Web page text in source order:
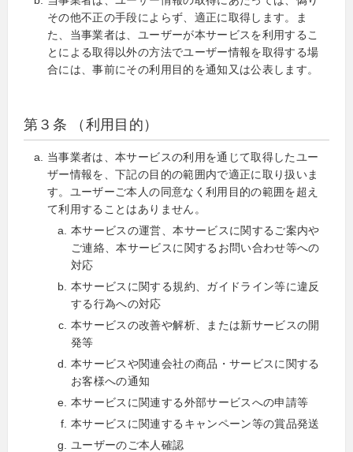
その他不正の手段によらず、適正に取得します。ま
た、当事業者は、ユーザーが本サービスを利用するこ
とによる取得以外の方法でユーザー情報を取得する場
合には、事前にその利用目的を通知又は公表します。
第３条 （利用目的）
当事業者は、本サービスの利用を通じて取得したユー
ザー情報を、下記の目的の範囲内で適正に取り扱いま
す。ユーザーご本人の同意なく利用目的の範囲を超え
て利用することはありません。
本サービスの運営、本サービスに関するご案内や
ご連絡、本サービスに関するお問い合わせ等への
対応
本サービスに関する規約、ガイドライン等に違反
する行為への対応
本サービスの改善や解析、または新サービスの開
発等
本サービスや関連会社の商品・サービスに関する
お客様への通知
本サービスに関連する外部サービスへの申請等
本サービスに関連するキャンペーン等の賞品発送
ユーザーのご本人確認